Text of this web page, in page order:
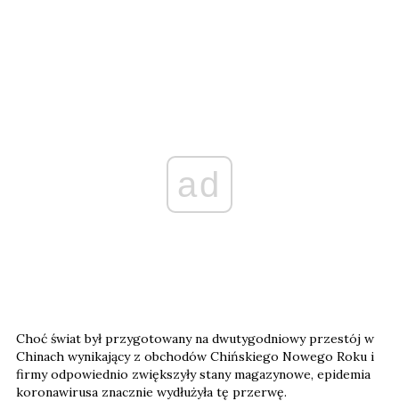
ad
Choć świat był przygotowany na dwutygodniowy przestój w
Chinach wynikający z obchodów Chińskiego Nowego Roku i
firmy odpowiednio zwiększyły stany magazynowe, epidemia
koronawirusa znacznie wydłużyła tę przerwę.